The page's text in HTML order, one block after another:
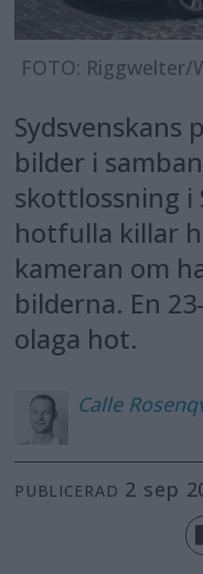
FOTO: Riggwelter/
Sydsvenskans
bilder i
skottlossning i
hotfulla killar
kameran om
bilderna. En
olaga hot.
Calle
PUBLICERAD 2 sep